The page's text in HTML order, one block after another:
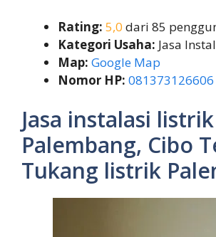
Rating: 5,0 dari 85
Kategori Usaha: Jasa
Map: Google Map
Nomor HP: 081373126606
Jasa instalasi listrik
Palembang, Cibo
Tukang listrik